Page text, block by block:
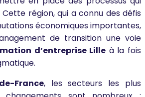
région, qui a connu des défis
économiques importantes,
de transition une voie
d’entreprise Lille à la fois
France, les secteurs les plus